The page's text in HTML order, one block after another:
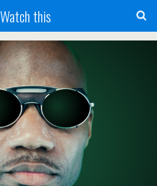
Watch this